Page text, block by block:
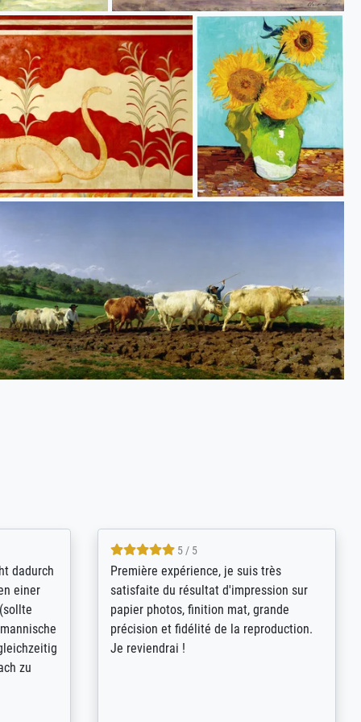
sich
(ein
-
4.8 / 5
Qualité absolument irréprochable.
Extraordinaire diversité des thèmes
abordés et personnalisation des
demandes (recadrage, réajustement des
couleurs). Relation clientèle parfaite.